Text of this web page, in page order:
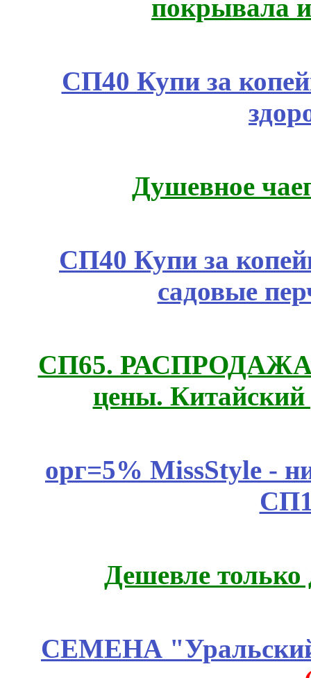
покрывала
СП40 Купи за
Душевное
СП40 Купи за
садовые
СП65. РАСПРОДАЖА!
цены.
орг=5% MissStyle -
Дешевле
СЕМЕНА